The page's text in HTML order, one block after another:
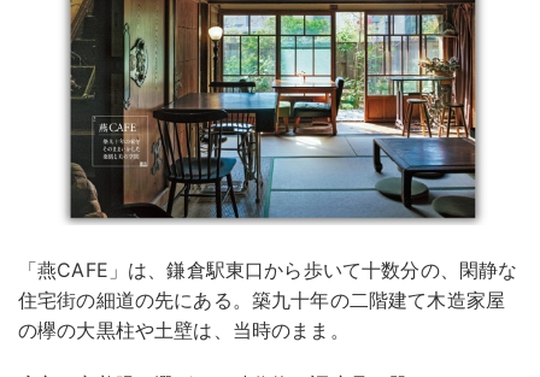
「燕CAFE」は、鎌倉駅東口から歩いて十数分の、閑静な
住宅街の細道の先にある。築九十年の二階建て木造家屋
の欅の大黒柱や土壁は、当時のまま。